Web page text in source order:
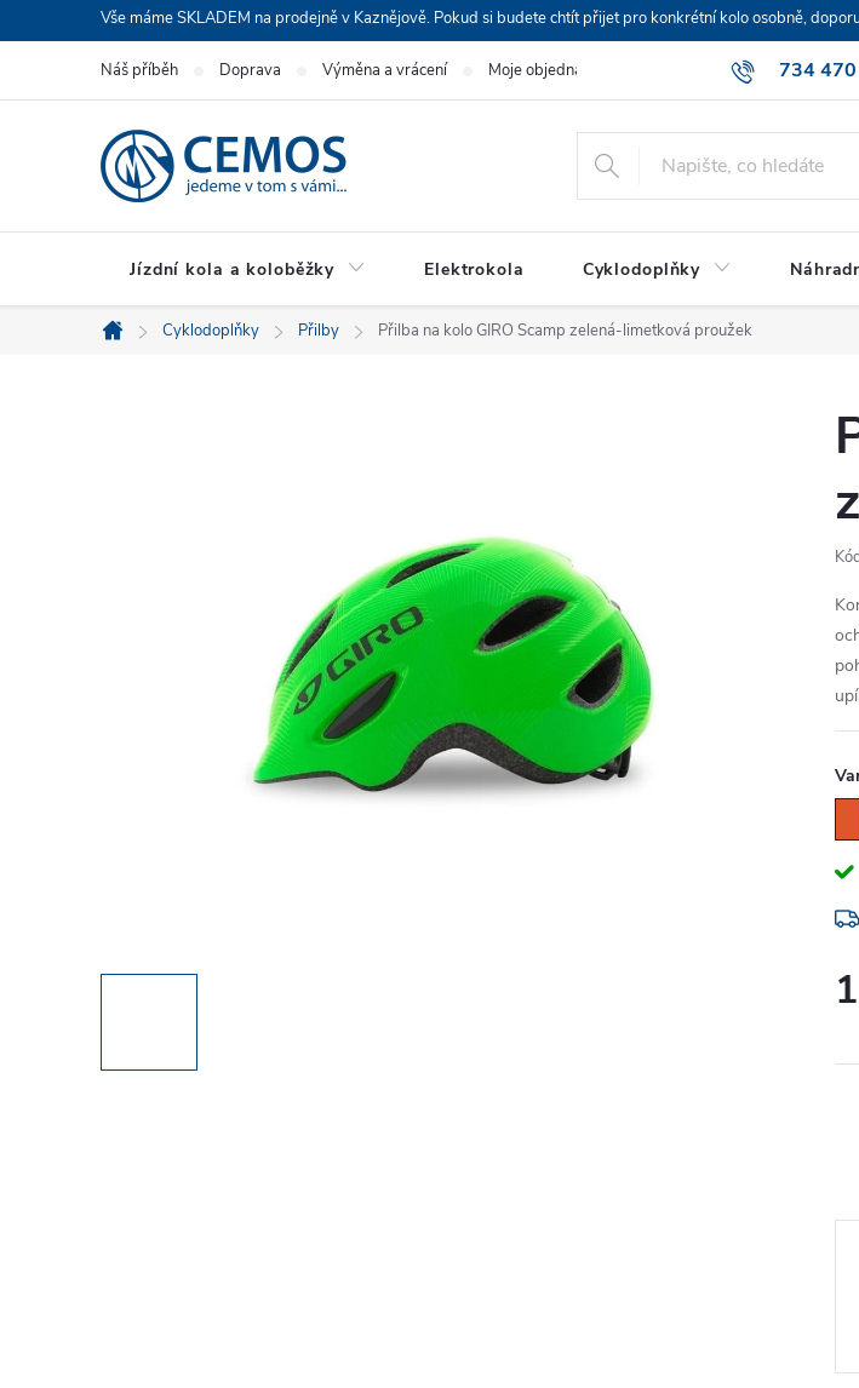
na
Vše máme SKLADEM na prodejně v Kaznějově. Pokud si budete chtít přijet pro konkrétní kolo osobně,
734
Náš příběh Doprava Výměna a vrácení Moje objednávka
Jízdní kola a koloběžky Elektrokola Cyklodoplňky
Domů
Cyklodoplňky Přilby Přilba na kolo GIRO Scamp zelená-limetková proužek